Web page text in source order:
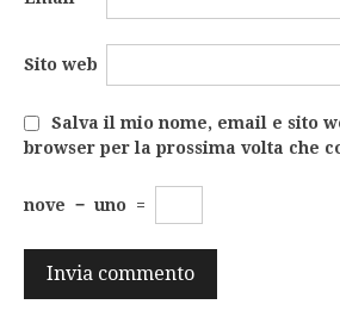
Sito web
Salva il mio nome, email e sito
browser per la prossima volta che
nove − uno =